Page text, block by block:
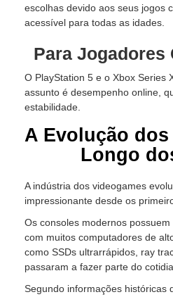
escolhas devido aos seus jogos
acessível para todas as idades.
Para Jogadores
O PlayStation 5 e o Xbox Series
assunto é desempenho online,
estabilidade.
A Evolução
Longo
A indústria dos videogames
impressionante desde os
Os consoles modernos
com muitos computadores de
como SSDs ultrarrápidos, ray
passaram a fazer parte do
Segundo informações históricas